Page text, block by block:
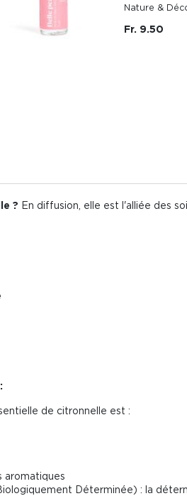
Nature &
Fr. 9.50
? En diffusion, elle est l'alliée des
de citronnelle est :
aromatiques
Déterminée) : la